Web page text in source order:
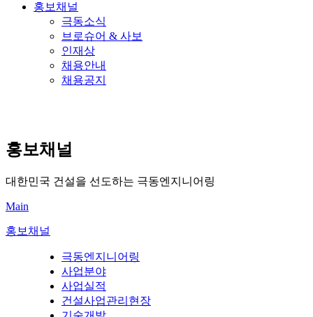
홍보채널
극동소식
브로슈어 & 사보
인재상
채용안내
채용공지
홍보채널
대한민국 건설을 선도하는 극동엔지니어링
Main
홍보채널
극동엔지니어링
사업분야
사업실적
건설사업관리현장